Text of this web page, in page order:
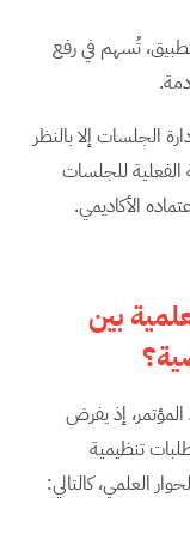
تُسهم في رفع
الجلسات إلا بالنظر
الفعلية للجلسات
الأكاديمي.
بين
المؤتمر، إذ يفرض
تنظيمية
العلمي، كالتالي: